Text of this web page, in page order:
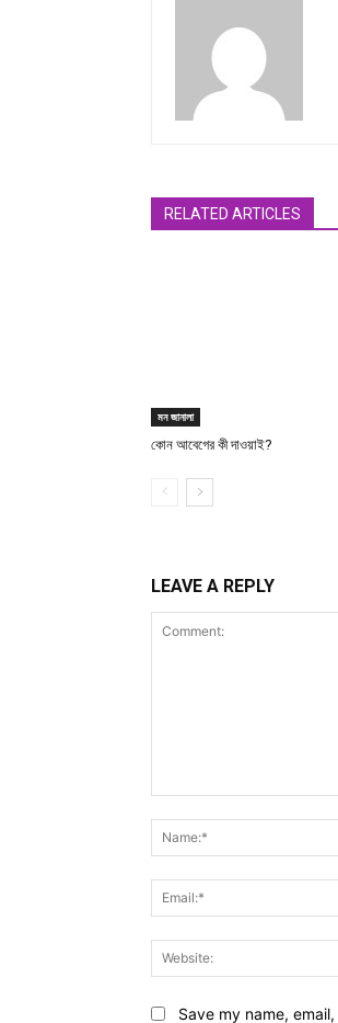
RELATED ARTICLES
মন জানালা
কোন আবেগের কী দাওয়াই?
LEAVE A REPLY
Save my name,